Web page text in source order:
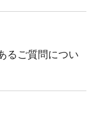
るご質問につい